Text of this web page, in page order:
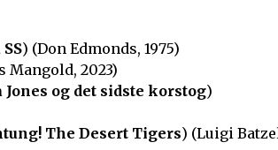
) (Don Edmonds, 1975)
Mangold, 2023)
og det sidste korstog)
The Desert Tigers) (Luigi